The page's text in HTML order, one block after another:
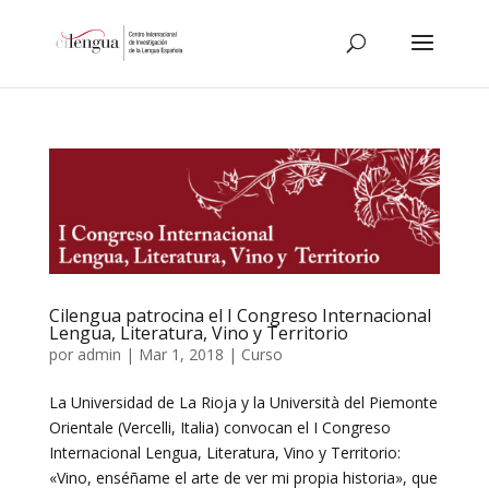
Cilengua patrocina el I Congreso Internacional
Lengua, Literatura, Vino y Territorio
por admin | Mar 1, 2018 | Curso
La Universidad de La Rioja y la Università del Piemonte
Orientale (Vercelli, Italia) convocan el I Congreso
Internacional Lengua, Literatura, Vino y Territorio:
«Vino, enséñame el arte de ver mi propia historia», que